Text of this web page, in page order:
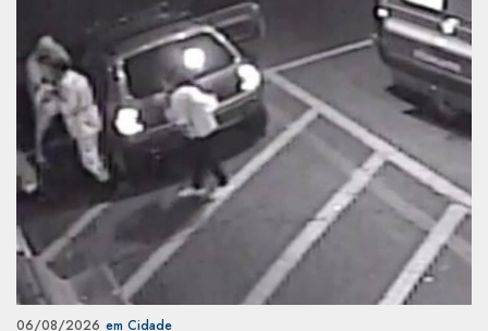
06/08/2026 em Cidade